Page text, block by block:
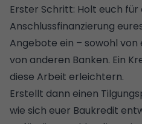
Erster Schritt: Holt euch für
Anschlussfinanzierung
Angebote ein – sowohl von
von anderen Banken. Ein
diese Arbeit erleichtern.
Erstellt dann einen
wie sich euer Baukredit